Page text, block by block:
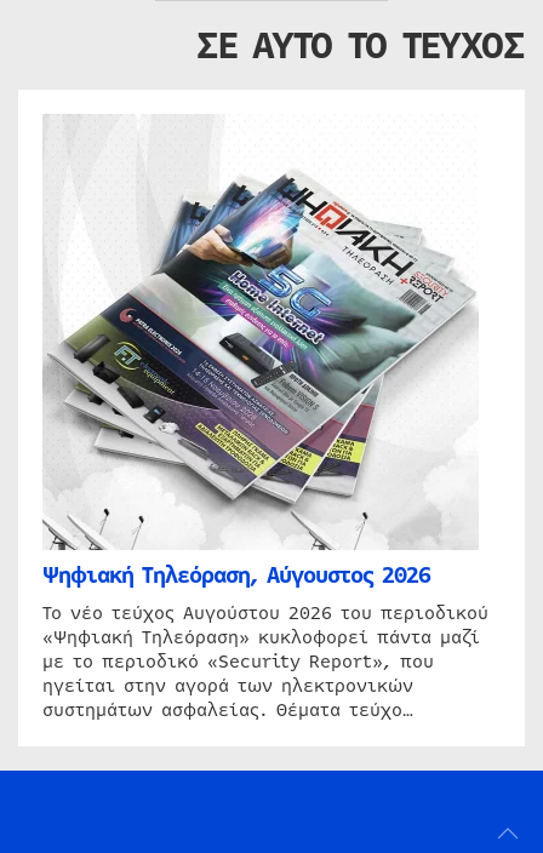
ΣΕ ΑΥΤΟ ΤΟ ΤΕΥΧΟΣ
Ψηφιακή Τηλεόραση, Αύγουστος 2026
Το νέο τεύχος Αυγούστου 2026 του περιοδικού
«Ψηφιακή Τηλεόραση» κυκλοφορεί πάντα μαζί
με το περιοδικό «Security Report», που
ηγείται στην αγορά των ηλεκτρονικών
συστημάτων ασφαλείας. Θέματα τεύχο…